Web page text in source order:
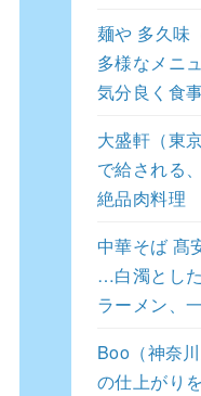
麺や 多久味
多様なメニ
気分良く食
大盛軒（東
で給される
絶品肉料理
中華そば 髙
…白濁とし
ラーメン、
Boo（神奈
の仕上がり